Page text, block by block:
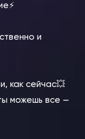
и
как сейчас💥
можешь все —